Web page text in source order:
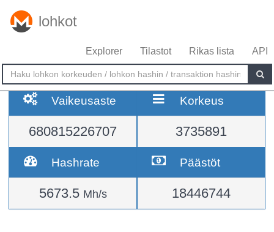
lohkot
Explorer Tilastot Rikas lista API
Vaikeusaste
680815226707
Korkeus
3735891
Hashrate
5673.5 Mh/s
Päästöt
18446744